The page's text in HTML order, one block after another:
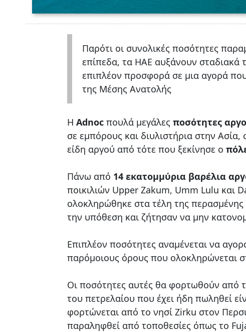
Παρότι οι συνολικές ποσότητες
επίπεδα, τα ΗΑΕ αυξάνουν σταδιακά
επιπλέον προσφορά σε μια αγορά
της Μέσης Ανατολής
Η Adnoc πουλά μεγάλες ποσότητες
σε εμπόρους και διυλιστήρια στην
είδη αργού από τότε που ξεκίνησε ο
Πάνω από 14 εκατομμύρια βαρέλια
ποικιλιών Upper Zakum, Umm Lulu και
ολοκληρώθηκε στα τέλη της
την υπόθεση και ζήτησαν να μην
Επιπλέον ποσότητες αναμένεται να
παρόμοιους όρους που ολοκληρώνεται
Οι ποσότητες αυτές θα φορτωθούν από
του πετρελαίου που έχει ήδη πωληθεί
φορτώνεται από το νησί Zirku στον
παραληφθεί από τοποθεσίες όπως το